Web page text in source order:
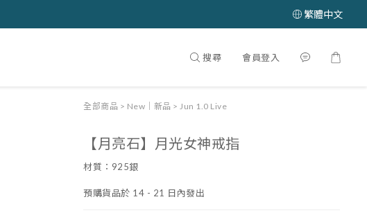
繁體中文
搜尋 會員登入
全部商品 > New｜新品 > Jun 1.0 Live
【月亮石】月光女神戒指
材質：925銀
預購貨品於 14 - 21 日內發出